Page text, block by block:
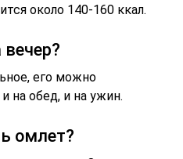
около 140-160 ккал.
его можно
на обед, и на ужин.
омлет?